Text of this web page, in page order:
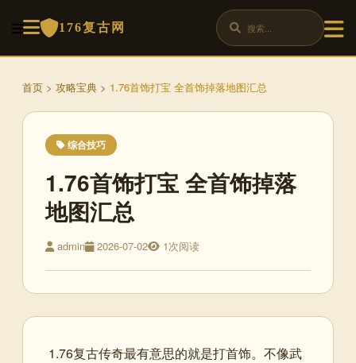
176复古网
首页 > 攻略宝典 > 1.76首饰打宝 全首饰掉落地图汇总
综合技巧
1.76首饰打宝 全首饰掉落
地图汇总
admin 2026-07-02 1次阅读
1.76复古传奇最有意思的就是打首饰。不像武